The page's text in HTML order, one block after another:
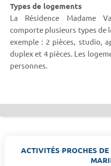
Types de logements
La Résidence Madame
comporte plusieurs types de
exemple : 2 pièces, studio,
duplex et 4 pièces. Les
personnes.
ACTIVITÉS PROCHES